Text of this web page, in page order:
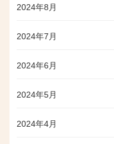
2024年8月
2024年7月
2024年6月
2024年5月
2024年4月